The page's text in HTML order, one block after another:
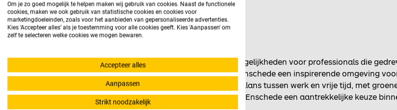
Werken in de techniek in Enschede
Werken in de techniek in Enschede biedt een scala aan mogelijkheden voor professionals die
technologische sector en tal van innovatieve bedrijven is Enschede een inspirerende omgeving
specialisten. Bovendien biedt Enschede een uitstekende balans tussen werk en vrije tijd, met
is naar een dynamische en stimulerende werkomgeving, is Enschede een aantrekkelijke keuze
Om je zo goed mogelijk te helpen maken wij gebruik van cookies. Naast de functionele
cookies, maken we ook gebruik van statistische cookies en cookies voor
marketingdoeleinden, zoals voor het aanbieden van gepersonaliseerde advertenties.
Kies ‘Accepteer alles’ als je toestemming voor alle cookies geeft. Kies 'Aanpassen' om
zelf te selecteren welke cookies we mogen bewaren.
Accepteer alles
Aanpassen
Strikt noodzakelijk